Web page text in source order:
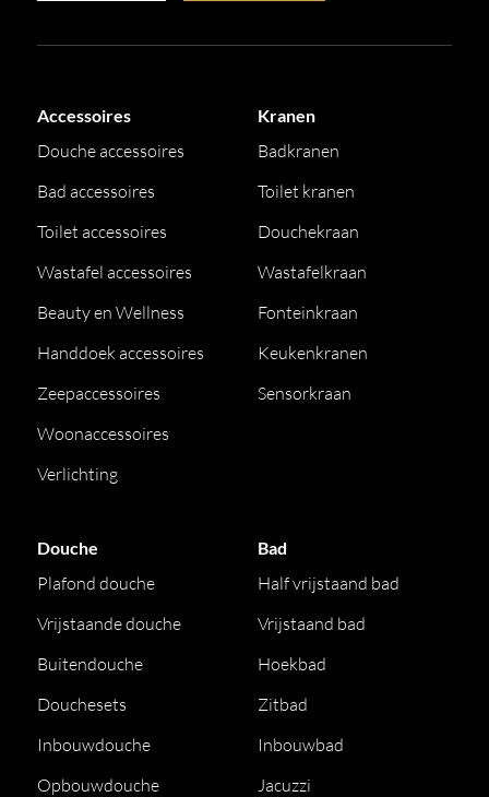
Accessoires
Douche accessoires
Bad accessoires
Toilet accessoires
Wastafel accessoires
Beauty en Wellness
Handdoek accessoires
Zeepaccessoires
Woonaccessoires
Verlichting
Kranen
Badkranen
Toilet kranen
Douchekraan
Wastafelkraan
Fonteinkraan
Keukenkranen
Sensorkraan
Douche
Plafond douche
Vrijstaande douche
Buitendouche
Douchesets
Inbouwdouche
Opbouwdouche
Bad
Half vrijstaand bad
Vrijstaand bad
Hoekbad
Zitbad
Inbouwbad
Jacuzzi